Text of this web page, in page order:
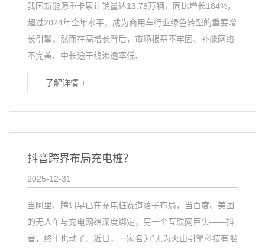
我国新能源重卡累计销量达13.78万辆，同比增长184%，
超过2024年全年水平，成为商用车行业绿色转型的重要增
长引擎。然而在高增长背后，市场根基不牢固、补能网络
不完善、中长途干线渗透率低、
了解详情 +
抖音跨界布局充电桩？
2025-12-31
当阿里、腾讯早已在充电桩赛道落子布局，当百度、美团
的无人车与充电网络深度绑定，另一个互联网巨头——抖
音，终于也动了。近日，一家名为“无为火山引擎科技有限